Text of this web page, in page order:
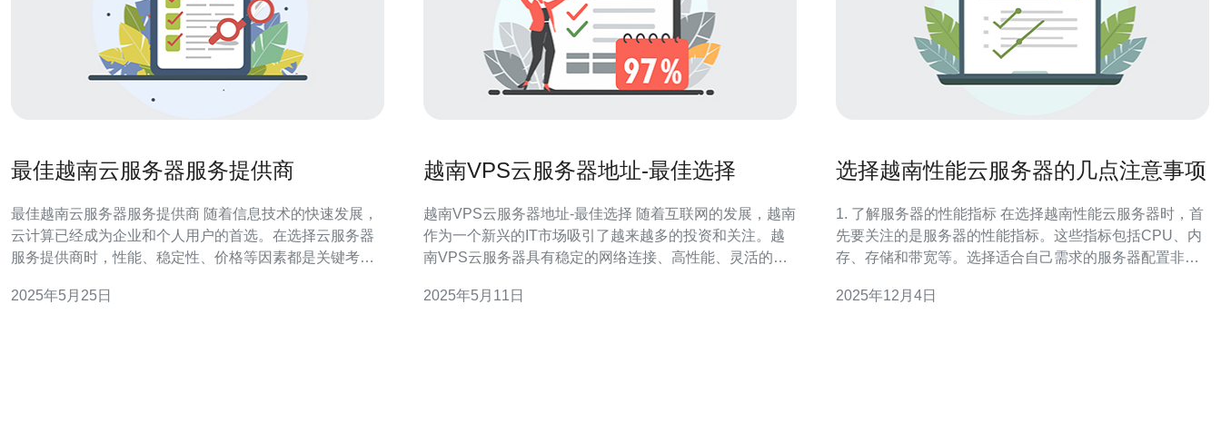
最佳越南云服务器服务提供商
最佳越南云服务器服务提供商 随着信息技术的快速发展，
云计算已经成为企业和个人用户的首选。在选择云服务器
服务提供商时，性能、稳定性、价格等因素都是关键考量
本文将介绍其中最佳的几家。 ABC云服务器是越南地区领
2025年5月25日
越南VPS云服务器地址-最佳选择
越南VPS云服务器地址-最佳选择 随着互联网的发展，越南
作为一个新兴的IT市场吸引了越来越多的投资和关注。越
南VPS云服务器具有稳定的网络连接、高性能、灵活的配
选。 越南VPS云服务器拥有以下优势： 高性能：越南VPS
2025年5月11日
选择越南性能云服务器的几点注意事项
1. 了解服务器的性能指标 在选择越南性能云服务器时，首
先要关注的是服务器的性能指标。这些指标包括CPU、内
存、存储和带宽等。选择适合自己需求的服务器配置非常
2025年12月4日